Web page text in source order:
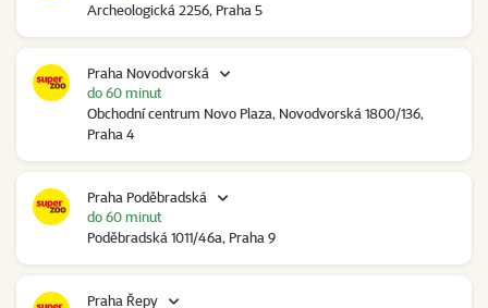
Archeologická 2256, Praha 5
Praha Novodvorská
Obchodní centrum Novo Plaza, Novodvorská 1800/136,
Praha 4
do 60 minut
Praha Poděbradská
Poděbradská 1011/46a, Praha 9
do 60 minut
Praha Řepy